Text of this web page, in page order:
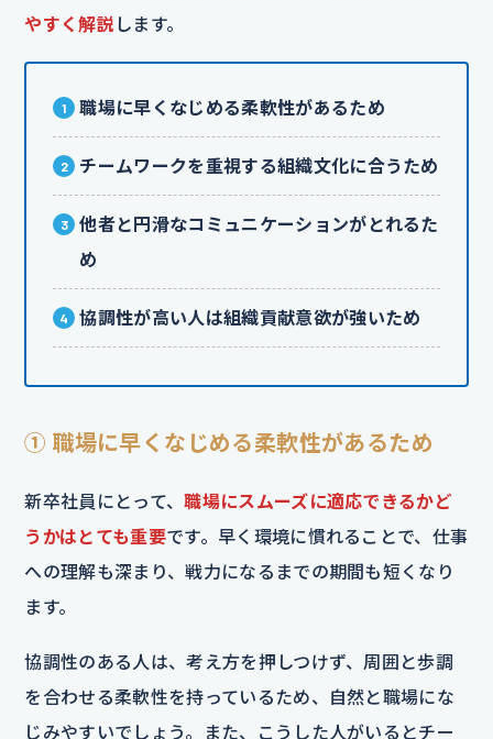
やすく解説 します。
職場に早くなじめる柔軟性があるため
チームワークを重視する組織文化に合うため
他者と円滑なコミュニケーションがとれるた
め
協調性が高い人は組織貢献意欲が強いため
① 職場に早くなじめる柔軟性があるため
新卒社員にとって、職場にスムーズに適応できるかど
うかはとても重要です。早く環境に慣れることで、仕事
への理解も深まり、戦力になるまでの期間も短くなり
ます。
協調性のある人は、考え方を押しつけず、周囲と歩調
を合わせる柔軟性を持っているため、自然と職場にな
じみやすいでしょう。また、こうした人がいるとチー